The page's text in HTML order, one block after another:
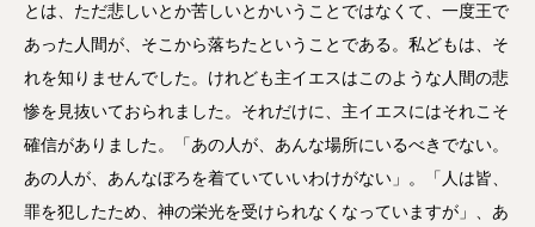
とは、ただ悲しいとか苦しいとかいうことではなくて、一度王で
あった人間が、そこから落ちたということである。私どもは、そ
れを知りませんでした。けれども主イエスはこのような人間の悲
惨を見抜いておられました。それだけに、主イエスにはそれこそ
確信がありました。「あの人が、あんな場所にいるべきでない。
あの人が、あんなぼろを着ていていいわけがない」。「人は皆、
罪を犯したため、神の栄光を受けられなくなっていますが」、あ